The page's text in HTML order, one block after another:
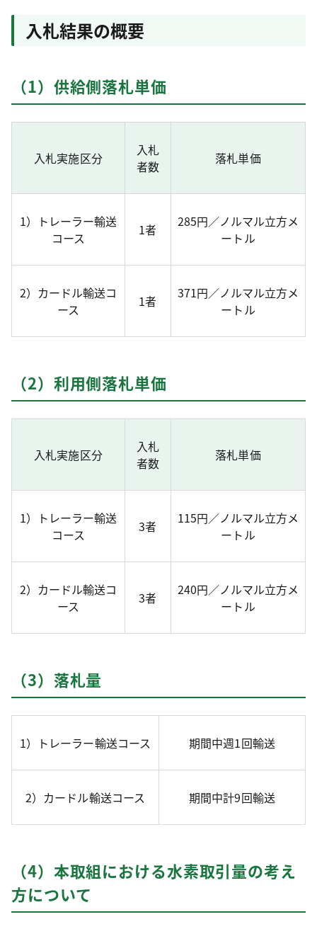
入札結果の概要
（1）供給側落札単価
入札実施区分
入札
者数
落札単価
1）トレーラー輸送
コース
1者
285円／ノルマル立方メ
ートル
2）カードル輸送コ
ース
1者
371円／ノルマル立方メ
ートル
（2）利用側落札単価
入札実施区分
入札
者数
落札単価
1）トレーラー輸送
コース
3者
115円／ノルマル立方メ
ートル
2）カードル輸送コ
ース
3者
240円／ノルマル立方メ
ートル
（3）落札量
1）トレーラー輸送コース 期間中週1回輸送
2）カードル輸送コース 期間中計9回輸送
（4）本取組における水素取引量の考え
方について